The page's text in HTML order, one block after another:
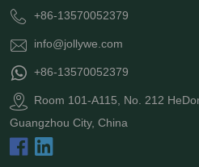
+86-13570052379
info@jollywe.com
+86-13570052379
Room 101-A115, No. 212
Guangzhou City, China